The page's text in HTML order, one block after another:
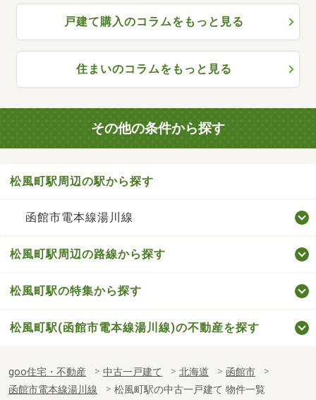
戸建て購入のコラムをもっと見る
住まいのコラムをもっと見る
その他の条件から探す
松風町駅周辺の駅から探す
函館市電本線湯川線
松風町駅周辺の路線から探す
松風町駅の特集から探す
松風町駅(函館市電本線湯川線)の不動産を探す
goo住宅・不動産 中古一戸建て 北海道
函館市
函館市電本線湯川線
松風町駅の中古一戸建て 物件一覧